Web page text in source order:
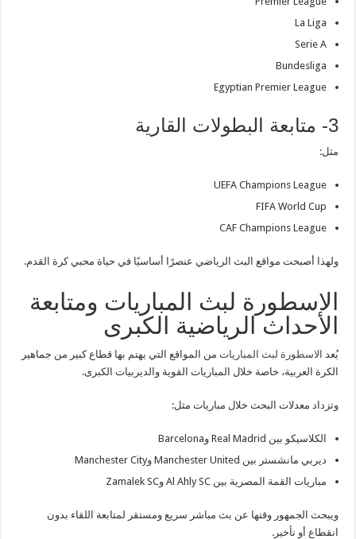
La Liga
Serie A
Bundesliga
Egyptian Premier League
3- متابعة البطولات القارية
مثل:
UEFA Champions League
FIFA World Cup
CAF Champions League
ولهذا أصبحت مواقع البث الرياضي عنصرًا أساسيًا في حياة محبي كرة القدم.
الاسطورة لبث المباريات ومتابعة
الأحداث الرياضية الكبرى
يُعد الاسطورة لبث المباريات من المواقع التي يهتم بها قطاع كبير من جماهير
الكرة العربية، خاصة خلال المباريات القوية والديربيات الكبرى.
وتزداد معدلات البحث خلال مباريات مثل:
الكلاسيكو بين Real Madrid وBarcelona
ديربي مانشستر بين Manchester United وManchester City
مباريات القمة المصرية بينAl Ahly SC وZamalek SC
ويبحث الجمهور وقتها عن بث مباشر سريع ومستقر لمتابعة اللقاء بدون
انقطاع أو تأخير.